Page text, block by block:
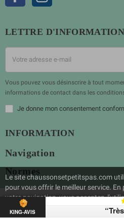
LETTRE
Vous pouvez vous désinscrire à tout
informations de contact dans les
Je donne mon consentement
INFORMATION
Navigation
Normes
Copyright © 2023 Chaussons et Petits pas
Le site chaussonsetpetitspas.com
pour vous offrir le meilleur service. En
votre navigation, vous acceptez
de ce site.
KING-AVIS